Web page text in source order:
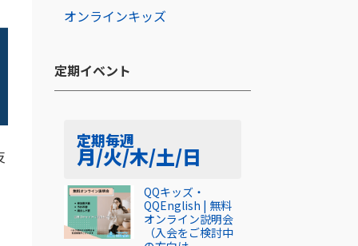
オンラインキッズ
定期イベント​
定期毎週
月/火/木/土/日
QQキッズ・
QQEnglish | 無料
オンライン説明会
（入会をご検討中